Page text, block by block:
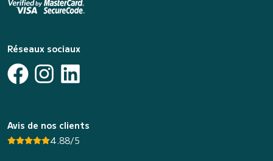
Réseaux sociaux
Avis de nos clients
4.88/5